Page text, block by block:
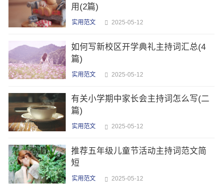
用(2篇)
实用范文 2025-05-12
如何写新校区开学典礼主持词汇总(4
篇)
实用范文 2025-05-12
有关小学期中家长会主持词怎么写(二
篇)
实用范文 2025-05-12
推荐五年级儿童节活动主持词范文简
短
实用范文 2025-05-12